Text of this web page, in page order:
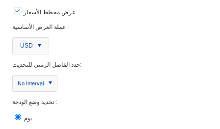
عرض مخطط الأسعار
عملة العرض الأساسية :
USD
حدد الفاصل الزمني للتحديث:
No Interval
تحديد وضع الودجة :
يوم